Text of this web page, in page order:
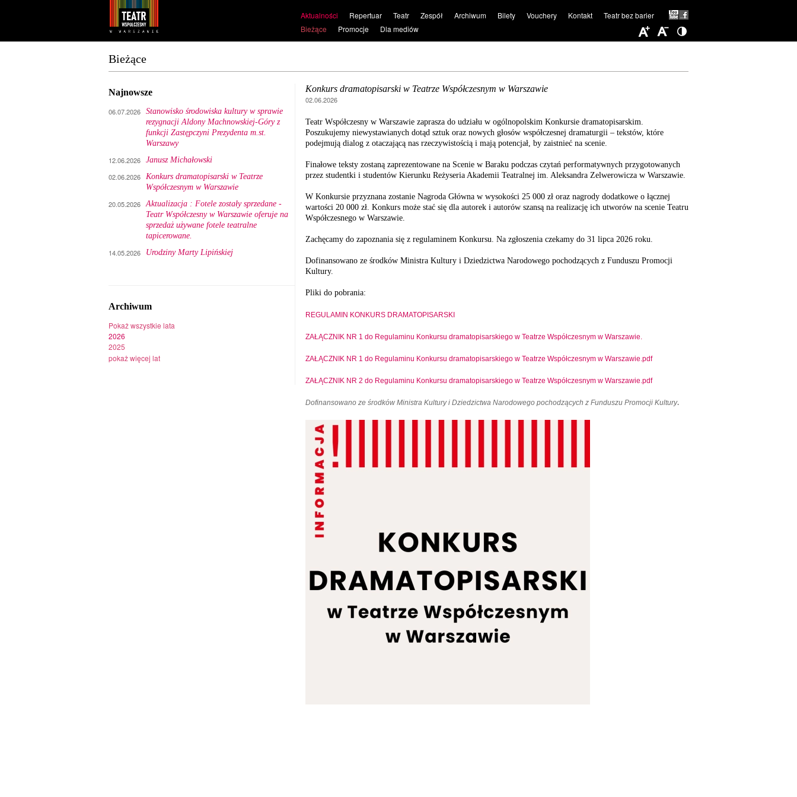
Aktualności
Bieżące
Promocje Dla mediów
Repertuar Teatr Zespół Archiwum Bilety Vouchery Kontakt Teatr bez barier
Bieżące
Najnowsze
06.07.2026 Stanowisko środowiska kultury w sprawie
rezygnacji Aldony Machnowskiej-Góry z
funkcji Zastępczyni Prezydenta m.st.
Warszawy
12.06.2026 Janusz Michałowski
02.06.2026 Konkurs dramatopisarski w Teatrze
Współczesnym w Warszawie
20.05.2026 Aktualizacja : Fotele zostały sprzedane -
Teatr Współczesny w Warszawie oferuje na
sprzedaż używane fotele teatralne
tapicerowane.
14.05.2026 Urodziny Marty Lipińskiej
Archiwum
Pokaż wszystkie lata
2026
2025
pokaż więcej lat
Konkurs dramatopisarski w Teatrze Współczesnym w Warszawie
02.06.2026
Teatr Współczesny w Warszawie zaprasza do udziału w ogólnopolskim Konkursie dramatopisarskim.
Poszukujemy niewystawianych dotąd sztuk oraz nowych głosów współczesnej dramaturgii – tekstów, które
podejmują dialog z otaczającą nas rzeczywistością i mają potencjał, by zaistnieć na scenie.
Finałowe teksty zostaną zaprezentowane na Scenie w Baraku podczas czytań performatywnych przygotowanych
przez studentki i studentów Kierunku Reżyseria Akademii Teatralnej im. Aleksandra Zelwerowicza w Warszawie.
W Konkursie przyznana zostanie Nagroda Główna w wysokości 25 000 zł oraz nagrody dodatkowe o łącznej
wartości 20 000 zł. Konkurs może stać się dla autorek i autorów szansą na realizację ich utworów na scenie Teatru
Współczesnego w Warszawie.
Zachęcamy do zapoznania się z regulaminem Konkursu. Na zgłoszenia czekamy do 31 lipca 2026 roku.
Dofinansowano ze środków Ministra Kultury i Dziedzictwa Narodowego pochodzących z Funduszu Promocji
Kultury.
Pliki do pobrania:
REGULAMIN KONKURS DRAMATOPISARSKI
ZAŁĄCZNIK NR 1 do Regulaminu Konkursu dramatopisarskiego w Teatrze Współczesnym w Warszawie.
ZAŁĄCZNIK NR 1 do Regulaminu Konkursu dramatopisarskiego w Teatrze Współczesnym w Warszawie.pdf
ZAŁĄCZNIK NR 2 do Regulaminu Konkursu dramatopisarskiego w Teatrze Współczesnym w Warszawie.pdf
Dofinansowano ze środków Ministra Kultury i Dziedzictwa Narodowego pochodzących z Funduszu Promocji Kultury.